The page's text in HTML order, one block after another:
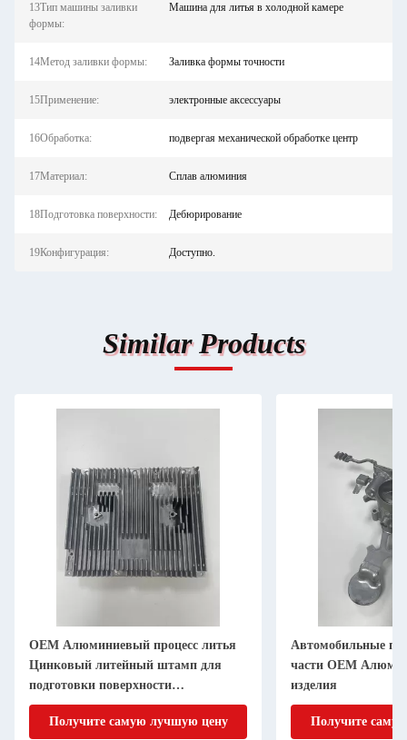
13Тип машины заливки
формы:
Машина для литья в холодной камере
14Метод заливки формы: Заливка формы точности
15Применение: электронные аксессуары
16Обработка: подвергая механической обработке центр
17Материал: Сплав алюминия
18Подготовка поверхности: Дебюрирование
19Конфигурация: Доступно.
Similar Products
OEM Алюминиевый процесс литья
Цинковый литейный штамп для
подготовки поверхности
дебуррирования
Получите самую лучшую цену
Автомобильные
части OEM
изделия
Получите